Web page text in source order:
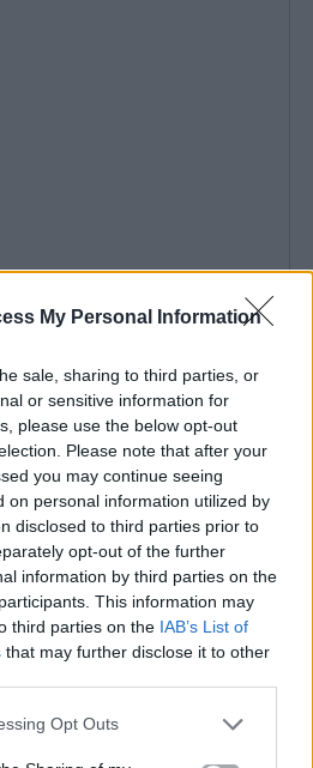
My Personal Information
sale, sharing to third parties, or
or sensitive information for
please use the below opt-out
Please note that after your
you may continue seeing
on personal information utilized by
disclosed to third parties prior to
opt-out of the further
information by third parties on the
This information may
third parties on the IAB’s List of
that may further disclose it to other
Opt Outs
από statement κόσμημα,
ενώ η Kylieυιοθέτησε
Old Hollywood wavesστα
look, επιβεβαίωσε για
να μετατρέπει κάθε Met
συνεχίζοντας την